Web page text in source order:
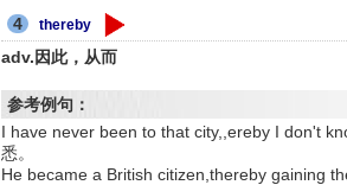
4 thereby
adv.因此，从而
参考例句：
I have never been to that city,,ereby I don't
悉。
He became a British citizen,thereby gaining